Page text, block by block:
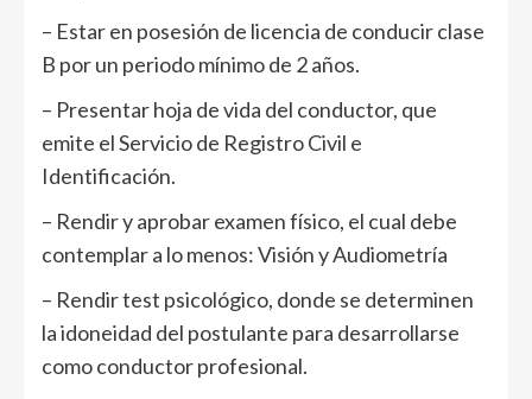
– Estar en posesión de licencia de conducir clase
B por un periodo mínimo de 2 años.
– Presentar hoja de vida del conductor, que
emite el Servicio de Registro Civil e
Identificación.
– Rendir y aprobar examen físico, el cual debe
contemplar a lo menos: Visión y Audiometría
– Rendir test psicológico, donde se determinen
la idoneidad del postulante para desarrollarse
como conductor profesional.